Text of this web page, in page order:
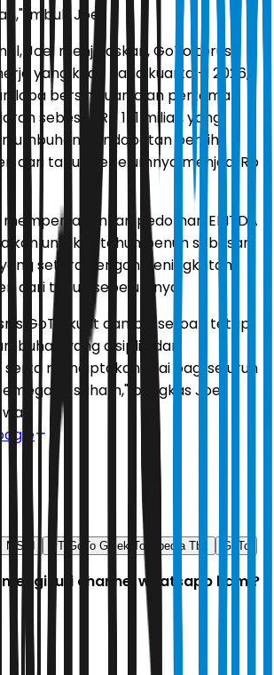
imbuh Joel.
Joel menjelaskan, GoTo terus
yang kuat. Pada kuartal-I 2026,
laba bersih kuartalan pertama
sebesar Rp 171 miliar, yang
pendapatan bersih
dari tahun sebelumnya menjadi Rp
pedoman EBITDA
untuk setahun penuh sebesar
setara dengan peningkatan
dari tahun sebelumnya.
GoTo kuat dan perseroan tetap
yang disiplin dan
serta menciptakan nilai bagi seluruh
saham," pungkas Joel.
MSCI PT GoTo Gojek Tokopedia Tbk GoTo
channel whatsapp kami?